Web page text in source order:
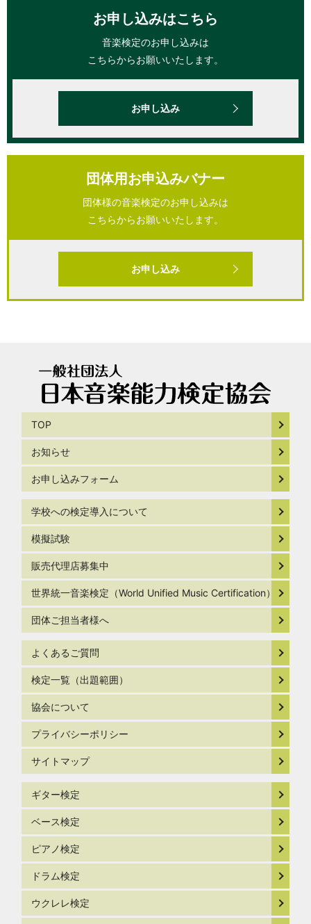
お申し込みはこちら
音楽検定のお申し込みは
こちらからお願いいたします。
お申し込み
団体用お申込みバナー
団体様の音楽検定のお申し込みは
こちらからお願いいたします。
お申し込み
TOP
お知らせ
お申し込みフォーム
学校への検定導入について
模擬試験
販売代理店募集中
世界統一音楽検定（World Unified Music Certification）
団体ご担当者様へ
よくあるご質問
検定一覧（出題範囲）
協会について
プライバシーポリシー
サイトマップ
ギター検定
ベース検定
ピアノ検定
ドラム検定
ウクレレ検定